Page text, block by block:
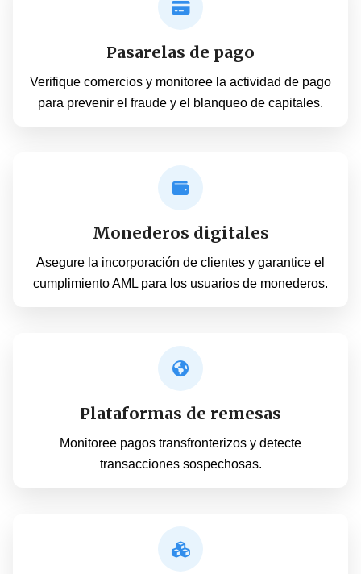
Pasarelas de pago
Verifique comercios y monitoree la actividad de pago
para prevenir el fraude y el blanqueo de capitales.
Monederos digitales
Asegure la incorporación de clientes y garantice el
cumplimiento AML para los usuarios de monederos.
Plataformas de remesas
Monitoree pagos transfronterizos y detecte
transacciones sospechosas.